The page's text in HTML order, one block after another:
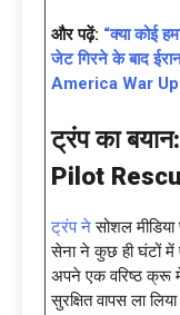
और पढ़ें: “क्या कोई
जेट गिरने के बाद
America War
ट्रंप का बयान:
Pilot
ट्रंप नेसोशल
सेना ने कुछ ही घंटों
अपने एक वरिष्ठ क्रू
सुरक्षित वापस ला